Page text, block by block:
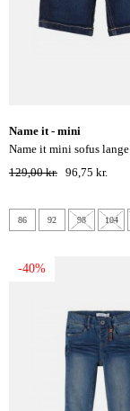
name it - mini
name it mini sofus lange denim
shorts - dark blue denim
129,00 kr. 96,75 kr.
86 92 98 104
-40%